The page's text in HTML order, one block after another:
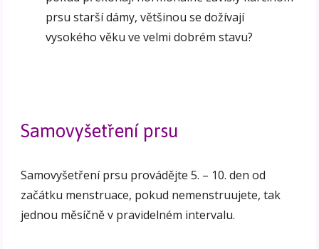
prsu starší dámy, většinou se dožívají
vysokého věku ve velmi dobrém stavu?
Samovyšetření prsu
Samovyšetření prsu provádějte 5. – 10. den od
začátku menstruace, pokud nemenstruujete, tak
jednou měsíčně v pravidelném intervalu.